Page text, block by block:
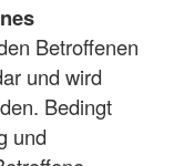
Betroffenen
und wird
Bedingt
und